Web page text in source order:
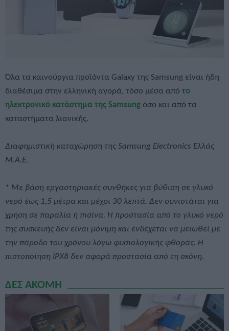
Όλα τα καινούργια προϊόντα Galaxy της Samsung είναι ήδη
διαθέσιμα στην ελληνική αγορά, τόσο μέσα από το
ηλεκτρονικό κατάστημα της Samsung όσο και από τα
καταστήματα λιανικής.
Διαφημιστική καταχώρηση της Samsung Electronics Ελλάς
Μ.Α.Ε.
* Με βάση εργαστηριακές συνθήκες για βύθιση σε γλυκό
νερό έως 1,5 μέτρα και μέχρι 30 λεπτά. Δεν συνιστάται για
χρήση σε παραλία ή πισίνα. Η προστασία από το γλυκό νερό
της συσκευής δεν είναι μόνιμη και ενδέχεται να μειωθεί με
την πάροδο του χρόνου λόγω φυσιολογικής φθοράς. Η
πιστοποίηση IPX8 δεν αφορά προστασία από τη σκόνη.
ΔΕΣ ΑΚΟΜΗ